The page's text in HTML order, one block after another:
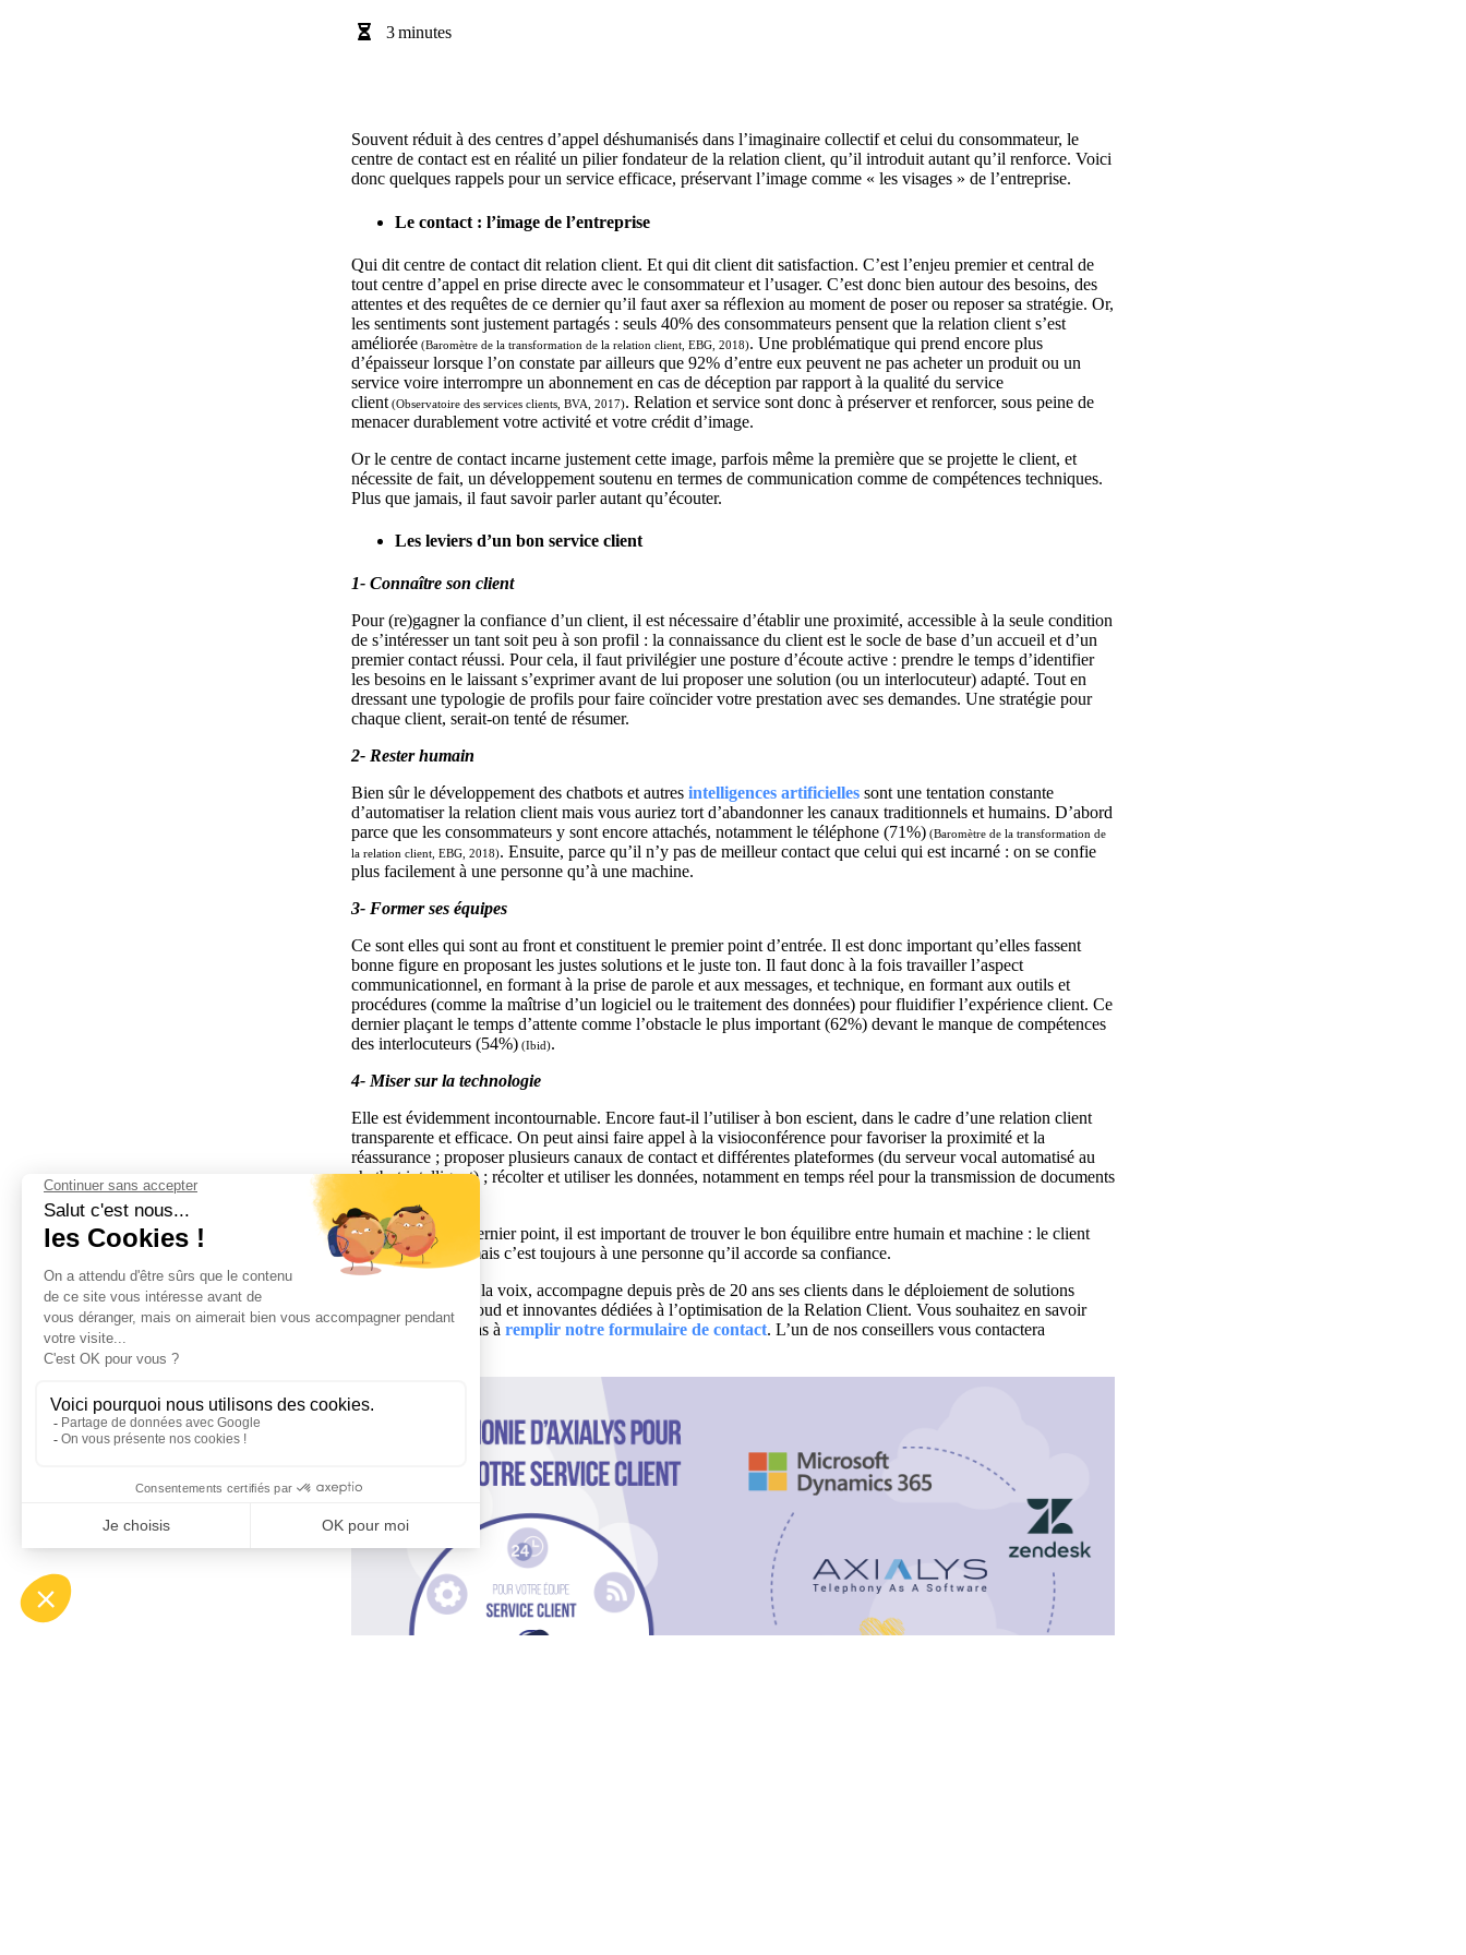
3minutes
Souvent réduit à des centres d’appel déshumanisés dans l’imaginaire collectif et celui du consommateur, le
centre de contact est en réalité un pilier fondateur de la relation client, qu’il introduit autant qu’il renforce. Voici
donc quelques rappels pour un service efficace, préservant l’image comme « les visages » de l’entreprise.
Le contact : l’image de l’entreprise
Qui dit centre de contact dit relation client. Et qui dit client dit satisfaction. C’est l’enjeu premier et central de
tout centre d’appel en prise directe avec le consommateur et l’usager. C’est donc bien autour des besoins, des
attentes et des requêtes de ce dernier qu’il faut axer sa réflexion au moment de poser ou reposer sa stratégie. Or,
les sentiments sont justement partagés : seuls 40% des consommateurs pensent que la relation client s’est
améliorée (Baromètre de la transformation de la relation client, EBG, 2018). Une problématique qui prend encore plus
d’épaisseur lorsque l’on constate par ailleurs que 92% d’entre eux peuvent ne pas acheter un produit ou un
service voire interrompre un abonnement en cas de déception par rapport à la qualité du service
client (Observatoire des services clients, BVA, 2017). Relation et service sont donc à préserver et renforcer, sous peine de
menacer durablement votre activité et votre crédit d’image.
Or le centre de contact incarne justement cette image, parfois même la première que se projette le client, et
nécessite de fait, un développement soutenu en termes de communication comme de compétences techniques.
Plus que jamais, il faut savoir parler autant qu’écouter.
Les leviers d’un bon service client
1- Connaître son client
Pour (re)gagner la confiance d’un client, il est nécessaire d’établir une proximité, accessible à la seule condition
de s’intéresser un tant soit peu à son profil : la connaissance du client est le socle de base d’un accueil et d’un
premier contact réussi. Pour cela, il faut privilégier une posture d’écoute active : prendre le temps d’identifier
les besoins en le laissant s’exprimer avant de lui proposer une solution (ou un interlocuteur) adapté. Tout en
dressant une typologie de profils pour faire coïncider votre prestation avec ses demandes. Une stratégie pour
chaque client, serait-on tenté de résumer.
2- Rester humain
Bien sûr le développement des chatbots et autresintelligences artificielles sont une tentation constante
d’automatiser la relation client mais vous auriez tort d’abandonner les canaux traditionnels et humains. D’abord
parce que les consommateurs y sont encore attachés, notamment le téléphone (71%) (Baromètre de la transformation de
la relation client, EBG, 2018). Ensuite, parce qu’il n’y pas de meilleur contact que celui qui est incarné : on se confie
plus facilement à une personne qu’à une machine.
3- Former ses équipes
Ce sont elles qui sont au front et constituent le premier point d’entrée. Il est donc important qu’elles fassent
bonne figure en proposant les justes solutions et le juste ton. Il faut donc à la fois travailler l’aspect
communicationnel, en formant à la prise de parole et aux messages, et technique, en formant aux outils et
procédures (comme la maîtrise d’un logiciel ou le traitement des données) pour fluidifier l’expérience client. Ce
dernier plaçant le temps d’attente comme l’obstacle le plus important (62%) devant le manque de compétences
des interlocuteurs (54%) (Ibid).
4- Miser sur la technologie
Elle est évidemment incontournable. Encore faut-il l’utiliser à bon escient, dans le cadre d’une relation client
transparente et efficace. On peut ainsi faire appel à la visioconférence pour favoriser la proximité et la
réassurance ; proposer plusieurs canaux de contact et différentes plateformes (du serveur vocal automatisé au
chatbot intelligent) ; récolter et utiliser les données, notamment en temps réel pour la transmission de documents
Reste que sur ce dernier point, il est important de trouver le bon équilibre entre humain et machine : le client
parle à un robot, mais c’est toujours à une personne qu’il accorde sa confiance.
Axialys, expert de la voix, accompagne depuis près de 20 ans ses clients dans le déploiement de solutions
technologiques, cloud et innovantes dédiées à l’optimisation de la Relation Client. Vous souhaitez en savoir
plus ? N’hésitez pas àremplir notre formulaire de contact. L’un de nos conseillers vous contactera